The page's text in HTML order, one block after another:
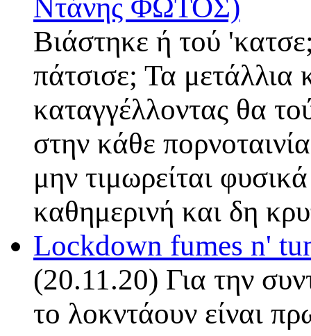
Ντάνης ΦΩΤΟΣ)
Βιάστηκε ή τού
πάτσισε; Τα μετάλλια
καταγγέλλοντας θα
στην κάθε
μην τιμωρείται
καθημερινή και δη
Lockdown fumes n'
(20.11.20) Για την
το λοκντάουν είναι